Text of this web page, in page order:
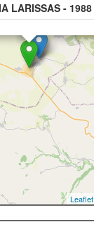
LARISSAS - 1988
Leaflet